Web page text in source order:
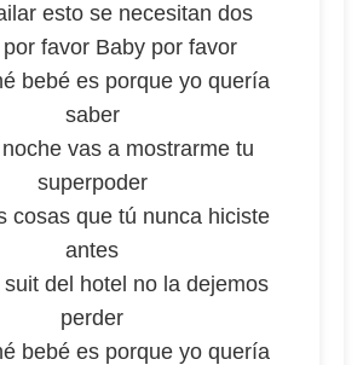
esto se necesitan dos
favor Baby por favor
bebé es porque yo quería
saber
vas a mostrarme tu
superpoder
cosas que tú nunca hiciste
antes
suit del hotel no la dejemos
perder
bebé es porque yo quería